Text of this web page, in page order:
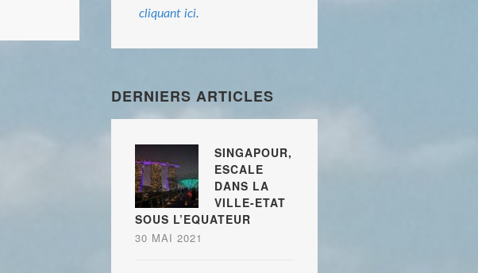
cliquant ici.
DERNIERS ARTICLES
SINGAPOUR,
ESCALE
DANS LA
VILLE-ETAT
SOUS L’EQUATEUR
30 MAI 2021